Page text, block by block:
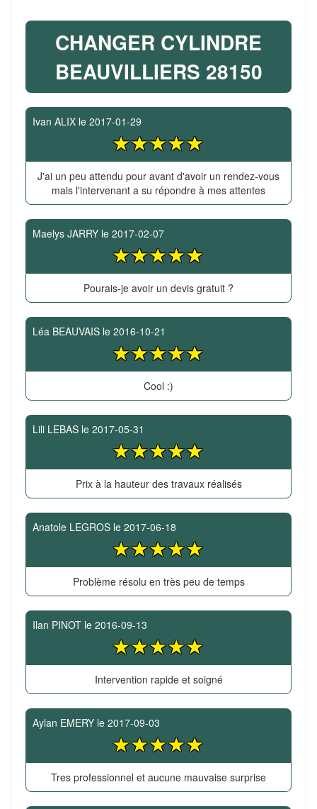
CHANGER CYLINDRE
BEAUVILLIERS 28150
Ivan ALIX le 2017-01-29
J'ai un peu attendu pour avant d'avoir un rendez-vous
mais l'intervenant a su répondre à mes attentes
Maelys JARRY le 2017-02-07
Pourais-je avoir un devis gratuit ?
Léa BEAUVAIS le 2016-10-21
Cool :)
Lili LEBAS le 2017-05-31
Prix à la hauteur des travaux réalisés
Anatole LEGROS le 2017-06-18
Problème résolu en très peu de temps
Ilan PINOT le 2016-09-13
Intervention rapide et soigné
Aylan EMERY le 2017-09-03
Tres professionnel et aucune mauvaise surprise